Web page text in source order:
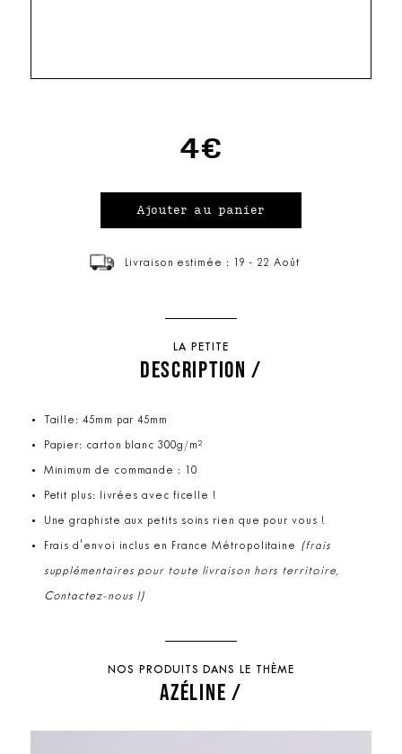
4€
Livraison estimée : 19 - 22 Août
LA PETITE
DESCRIPTION /
Taille: 45mm par 45mm
Papier: carton blanc 300g/m²
Minimum de commande : 10
Petit plus: livrées avec ficelle !
Une graphiste aux petits soins rien que pour vous !
Frais d'envoi inclus en France Métropolitaine (frais
supplémentaires pour toute livraison hors territoire,
Contactez-nous !)
NOS PRODUITS DANS LE THÈME
AZÉLINE /